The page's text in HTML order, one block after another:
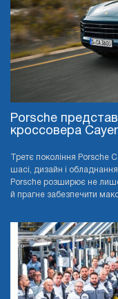
Porsche
кроссовера
Третє покоління Porsche
шасі, дизайн і
Porsche розширює не
й прагне забезпечити